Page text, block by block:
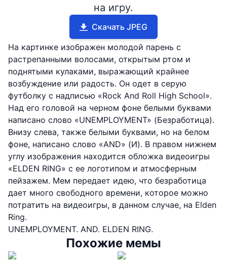
на игру.
Скачать JPEG
На картинке изображен молодой парень с
растрепанными волосами, открытым ртом и
поднятыми кулаками, выражающий крайнее
возбуждение или радость. Он одет в серую
футболку с надписью «Rock And Roll High School».
Над его головой на черном фоне белыми буквами
написано слово «UNEMPLOYMENT» (Безработица).
Внизу слева, также белыми буквами, но на белом
фоне, написано слово «AND» (И). В правом нижнем
углу изображения находится обложка видеоигры
«ELDEN RING» с ее логотипом и атмосферным
пейзажем. Мем передает идею, что безработица
дает много свободного времени, которое можно
потратить на видеоигры, в данном случае, на Elden
Ring.
UNEMPLOYMENT. AND. ELDEN RING.
Похожие мемы